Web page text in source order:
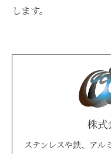
します。
株式
ステンレスや鉄、アル